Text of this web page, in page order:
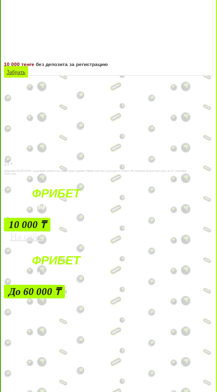
10 000 тенге без депозита за регистрацию
Забрать
21+
Лицензии №24514359, выданной комитетом индустрии туризма Министерства культуры и спорта Республики Казахстан срок до 27 сентября
2034 года.
ФРИБЕТ
БЕЗ УСЛОВИЙ
10 000 ₸
На сайт
ФРИБЕТ
ЗА ДЕПОЗИТЫ
До 60 000 ₸